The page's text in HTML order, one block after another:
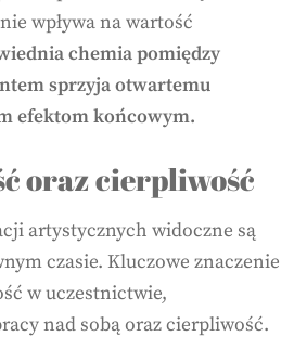
wpływa na wartość
chemia pomiędzy
sprzyja otwartemu
efektom końcowym.
oraz cierpliwość
artystycznych widoczne są
czasie. Kluczowe znaczenie
w uczestnictwie,
nad sobą oraz cierpliwość.